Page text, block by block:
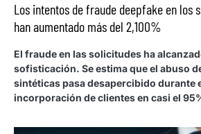
Los intentos de fraude deepfake en los
han aumentado más del 2,100%
El fraude en las solicitudes ha
sofisticación. Se estima que el abuso
sintéticas pasa desapercibido durante
incorporación de clientes en casi el